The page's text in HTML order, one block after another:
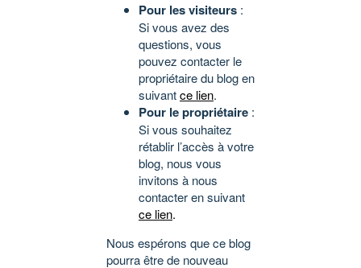
Pour les visiteurs :
Si vous avez des
questions, vous
pouvez contacter le
propriétaire du blog en
suivantce lien.
Pour le propriétaire :
Si vous souhaitez
rétablir l’accès à votre
blog, nous vous
invitons à nous
contacter en suivant
ce lien.
Nous espérons que ce blog
pourra être de nouveau